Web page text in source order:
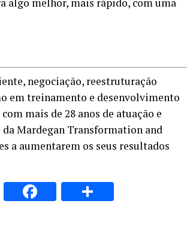
negociação, reestruturação
em treinamento e desenvolvimento
mais de 28 anos de atuação e
da Mardegan Transformation and
a aumentarem os seus resultados
Email Facebook